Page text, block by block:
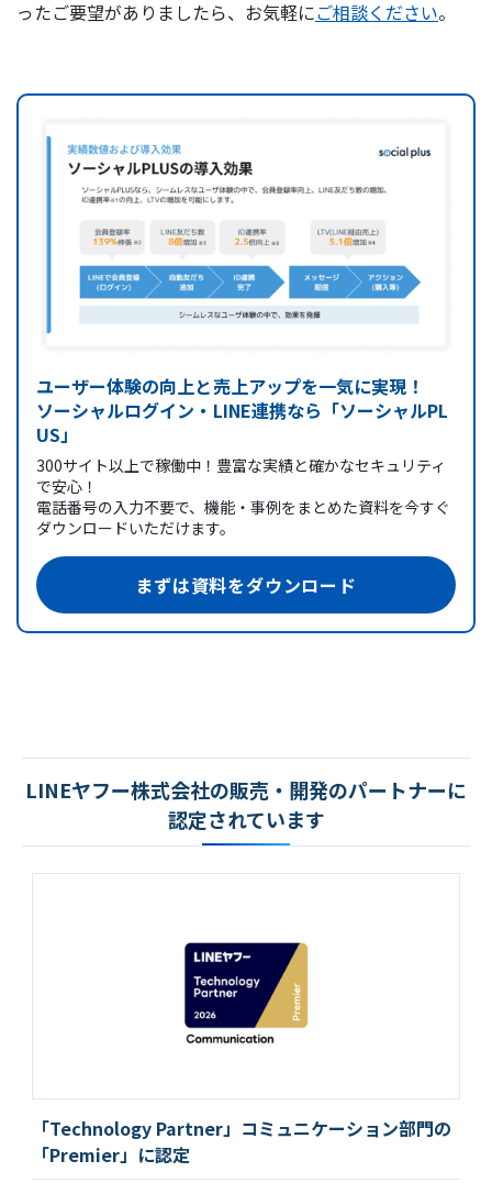
ったご要望がありましたら、お気軽にご相談ください。
ユーザー体験の向上と売上アップを一気に実現！
ソーシャルログイン・LINE連携なら「ソーシャルPL
US」
300サイト以上で稼働中！豊富な実績と確かなセキュリティ
で安心！
電話番号の入力不要で、機能・事例をまとめた資料を今すぐ
ダウンロードいただけます。
まずは資料をダウンロード
LINEヤフー株式会社の販売・開発のパートナーに
認定されています
「Technology Partner」コミュニケーション部門の
「Premier」に認定